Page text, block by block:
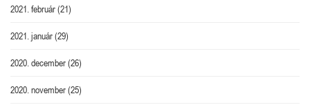
2021. február(21)
2021. január(29)
2020. december(26)
2020. november(25)